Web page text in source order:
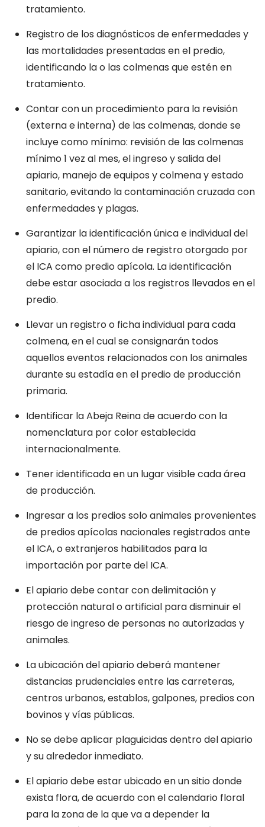
tratamiento.
Registro de los diagnósticos de enfermedades y
las mortalidades presentadas en el predio,
identificando la o las colmenas que estén en
tratamiento.
Contar con un procedimiento para la revisión
(externa e interna) de las colmenas, donde se
incluye como mínimo: revisión de las colmenas
mínimo 1 vez al mes, el ingreso y salida del
apiario, manejo de equipos y colmena y estado
sanitario, evitando la contaminación cruzada con
enfermedades y plagas.
Garantizar la identificación única e individual del
apiario, con el número de registro otorgado por
el ICA como predio apícola. La identificación
debe estar asociada a los registros llevados en el
predio.
Llevar un registro o ficha individual para cada
colmena, en el cual se consignarán todos
aquellos eventos relacionados con los animales
durante su estadía en el predio de producción
primaria.
Identificar la Abeja Reina de acuerdo con la
nomenclatura por color establecida
internacionalmente.
Tener identificada en un lugar visible cada área
de producción.
Ingresar a los predios solo animales provenientes
de predios apícolas nacionales registrados ante
el ICA, o extranjeros habilitados para la
importación por parte del ICA.
El apiario debe contar con delimitación y
protección natural o artificial para disminuir el
riesgo de ingreso de personas no autorizadas y
animales.
La ubicación del apiario deberá mantener
distancias prudenciales entre las carreteras,
centros urbanos, establos, galpones, predios con
bovinos y vías públicas.
No se debe aplicar plaguicidas dentro del apiario
y su alrededor inmediato.
El apiario debe estar ubicado en un sitio donde
exista flora, de acuerdo con el calendario floral
para la zona de la que va a depender la